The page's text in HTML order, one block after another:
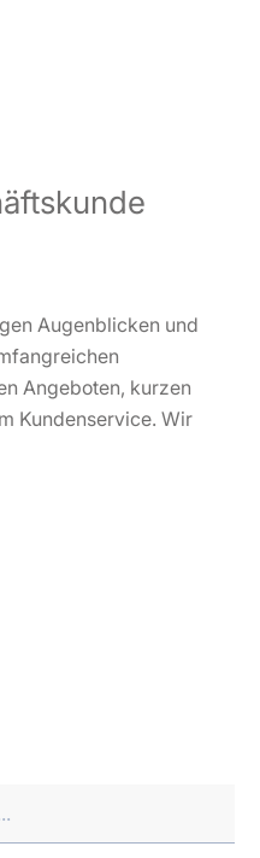
Augenblicken und
Angeboten, kurzen
Kundenservice. Wir